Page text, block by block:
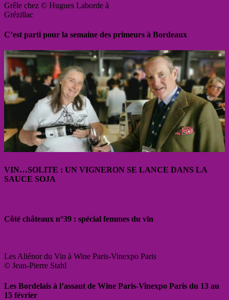
Grêle chez © Hugues Laborde à
Grézillac
C’est parti pour la semaine des primeurs à Bordeaux
VIN…SOLITE : UN VIGNERON SE LANCE DANS LA
SAUCE SOJA
Côté châteaux n°39 : spécial femmes du vin
Les Aliénor du Vin à Wine Paris-Vinexpo Paris
© Jean-Pierre Stahl
Les Bordelais à l’assaut de Wine Paris-Vinexpo Paris du 13 au
15 février